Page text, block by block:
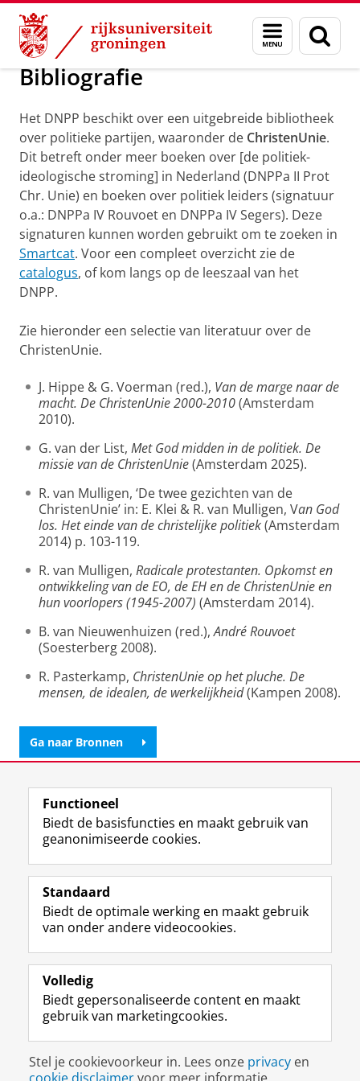
Skip
Content
Skip
Navigation
Menu
en
zoeken
Onderzoek Bronnen
Bibliografie
Het DNPP beschikt over een uitgebreide bibliotheek
over politieke partijen, waaronder de ChristenUnie.
Dit betreft onder meer boeken over [de politiek-
ideologische stroming] in Nederland (DNPPa II Prot
Chr. Unie) en boeken over politiek leiders (signatuur
o.a.: DNPPa IV Rouvoet en DNPPa IV Segers). Deze
signaturen kunnen worden gebruikt om te zoeken in
Smartcat. Voor een compleet overzicht zie de
catalogus, of kom langs op de leeszaal van het
DNPP.
Zie hieronder een selectie van literatuur over de
ChristenUnie.
J. Hippe & G. Voerman (red.), Van de marge naar de
macht. De ChristenUnie 2000-2010(Amsterdam
2010).
G. van der List, Met God midden in de politiek. De
missie van de ChristenUnie(Amsterdam 2025).
R. van Mulligen, ‘De twee gezichten van de
ChristenUnie’ in: E. Klei & R. van Mulligen, Van God
los. Het einde van de christelijke politiek(Amsterdam
2014) p. 103-119.
R. van Mulligen, Radicale protestanten. Opkomst en
ontwikkeling van de EO, de EH en de ChristenUnie en
hun voorlopers (1945-2007) (Amsterdam 2014).
B. van Nieuwenhuizen (red.),André Rouvoet
(Soesterberg 2008).
R. Pasterkamp, ChristenUnie op het pluche. De
mensen, de idealen, de werkelijkheid(Kampen 2008).
Ga naar Bronnen
Laatst gewijzigd: 03 augustus 2026 11:25
Volg de RUG
F
a
e
b
o
p
a
i
n
a
L
i
k
e
I
-
p
g
i
n
R
S
-
f
e
R
k
s
u
I
n
t
r
m
c
c
o
Y
o
T
e
k
a
a
Studiekiezers
Alumni
Over ons
Disclaimer & Copyright
Inloggen
Functioneel
Biedt de basisfuncties en maakt gebruik van
geanonimiseerde cookies.
Standaard
Biedt de optimale werking en maakt gebruik
van onder andere videocookies.
Volledig
Biedt gepersonaliseerde content en maakt
gebruik van marketingcookies.
Stel je cookievoorkeur in. Lees onze privacy en